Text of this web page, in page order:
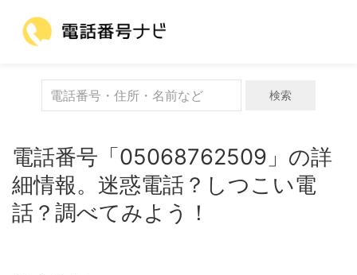
検索
電話番号「05068762509」の詳
細情報。迷惑電話？しつこい電
話？調べてみよう！